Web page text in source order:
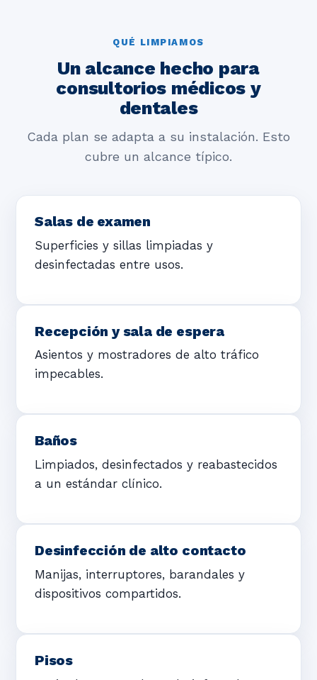
QUÉ LIMPIAMOS
Un alcance hecho para
consultorios médicos y
dentales
Cada plan se adapta a su instalación. Esto
cubre un alcance típico.
Salas de examen
Superficies y sillas limpiadas y
desinfectadas entre usos.
Recepción y sala de espera
Asientos y mostradores de alto tráfico
impecables.
Baños
Limpiados, desinfectados y reabastecidos
a un estándar clínico.
Desinfección de alto contacto
Manijas, interruptores, barandales y
dispositivos compartidos.
Pisos